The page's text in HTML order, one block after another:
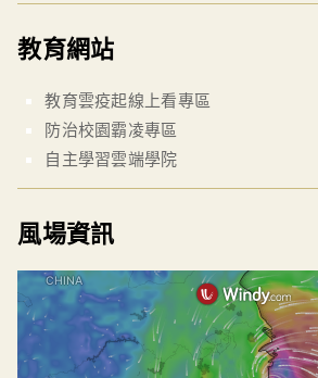
教育網站
教育雲疫起線上看專區
防治校園霸凌專區
自主學習雲端學院
風場資訊